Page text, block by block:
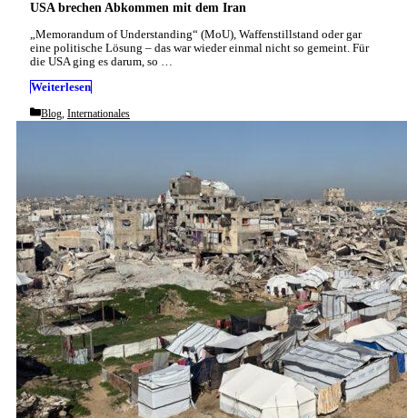
USA brechen Abkommen mit dem Iran
„Memorandum of Understanding“ (MoU), Waffenstillstand oder gar
eine politische Lösung – das war wieder einmal nicht so gemeint. Für
die USA ging es darum, so …
Weiterlesen
Categories
Blog Internationales